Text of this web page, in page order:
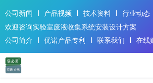
公司新闻 产品视频 技术资料 行业动态
欢迎咨询实验室废液收集系统安装设计方案
公司简介
优诺产品专利 联系我们 在线